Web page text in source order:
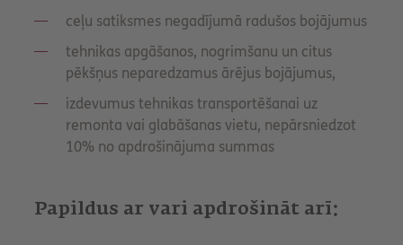
ceļu satiksmes negadījumā radušos bojājumus
tehnikas apgāšanos, nogrimšanu un citus
pēkšņus neparedzamus ārējus bojājumus,
izdevumus tehnikas transportēšanai uz
remonta vai glabāšanas vietu, nepārsniedzot
10% no apdrošinājuma summas
Papildus ar vari apdrošināt arī: